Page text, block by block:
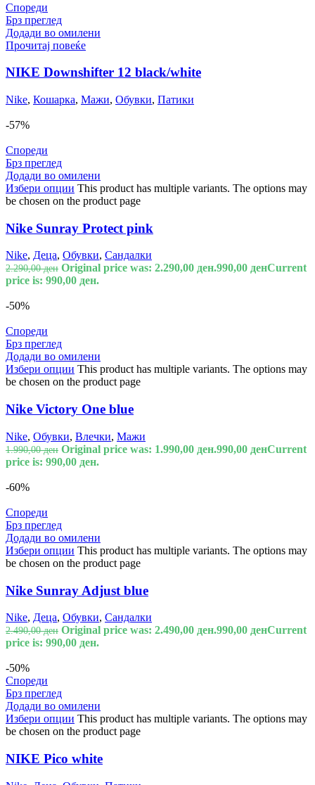
Спореди
Брз преглед
Додади во омилени
Прочитај повеќе
NIKE Downshifter 12 black/white
Nike, Кошарка, Мажи, Обувки, Патики
-57%
Спореди
Брз преглед
Додади во омилени
Избери опции This product has multiple variants. The options may
be chosen on the product page
Nike Sunray Protect pink
Nike, Деца, Обувки, Сандалки
2.290,00ден Original price was: 2.290,00 ден.990,00 денCurrent
price is: 990,00 ден.
-50%
Спореди
Брз преглед
Додади во омилени
Избери опции This product has multiple variants. The options may
be chosen on the product page
Nike Victory One blue
Nike, Обувки, Влечки, Мажи
1.990,00ден Original price was: 1.990,00 ден.990,00 денCurrent
price is: 990,00 ден.
-60%
Спореди
Брз преглед
Додади во омилени
Избери опции This product has multiple variants. The options may
be chosen on the product page
Nike Sunray Adjust blue
Nike, Деца, Обувки, Сандалки
2.490,00ден Original price was: 2.490,00 ден.990,00 денCurrent
price is: 990,00 ден.
-50%
Спореди
Брз преглед
Додади во омилени
Избери опции This product has multiple variants. The options may
be chosen on the product page
NIKE Pico white